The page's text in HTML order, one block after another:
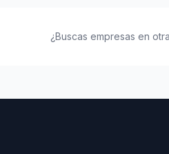
¿Buscas empresas en